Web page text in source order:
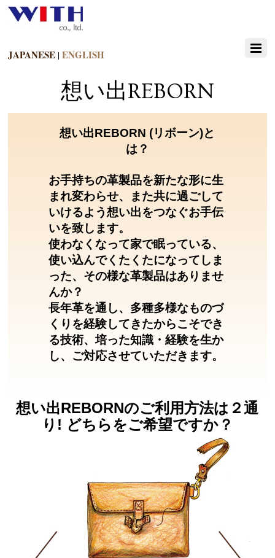
JAPANESE |ENGLISH
想い出REBORN
想い出REBORN (リボーン)と
は？
お手持ちの革製品を新たな形に生
まれ変わらせ、また共に過ごして
いけるよう想い出をつなぐお手伝
いを致します。
使わなくなって家で眠っている、
使い込んでくたくたになってしま
った、その様な革製品はありませ
んか？
長年革を通し、多種多様なものづ
くりを経験してきたからこそでき
る技術、培った知識・経験を生か
し、ご対応させていただきます。
想い出REBORNのご利用方法は２通
り! どちらをご希望ですか？